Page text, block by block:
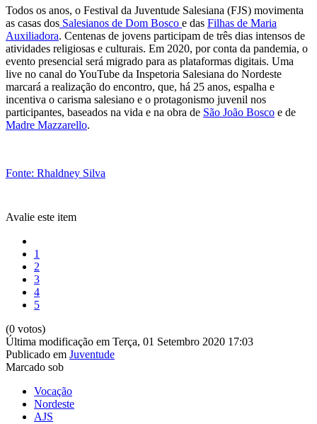
Todos os anos, o Festival da Juventude Salesiana (FJS) movimenta
as casas dos Salesianos de Dom Bosco e das Filhas de Maria
Auxiliadora. Centenas de jovens participam de três dias intensos de
atividades religiosas e culturais. Em 2020, por conta da pandemia, o
evento presencial será migrado para as plataformas digitais. Uma
live no canal do YouTube da Inspetoria Salesiana do Nordeste
marcará a realização do encontro, que, há 25 anos, espalha e
incentiva o carisma salesiano e o protagonismo juvenil nos
participantes, baseados na vida e na obra de São João Bosco e de
Madre Mazzarello.
Fonte: Rhaldney Silva
Avalie este item
1
2
3
4
5
(0 votos)
Última modificação em Terça, 01 Setembro 2020 17:03
Publicado em Juventude
Marcado sob
Vocação
Nordeste
AJS